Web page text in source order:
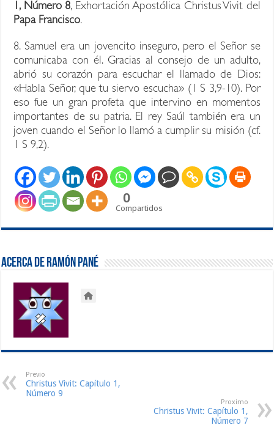
1, Número 8, Exhortación Apostólica Christus Vivit del
Papa Francisco.
8. Samuel era un jovencito inseguro, pero el Señor se
comunicaba con él. Gracias al consejo de un adulto,
abrió su corazón para escuchar el llamado de Dios:
«Habla Señor, que tu siervo escucha» (1 S 3,9-10). Por
eso fue un gran profeta que intervino en momentos
importantes de su patria. El rey Saúl también era un
joven cuando el Señor lo llamó a cumplir su misión (cf.
1 S 9,2).
0
Compartidos
Acerca de Ramón Pané
Previo
Christus Vivit: Capítulo 1,
Número 9
Proximo
Christus Vivit: Capítulo 1,
Número 7